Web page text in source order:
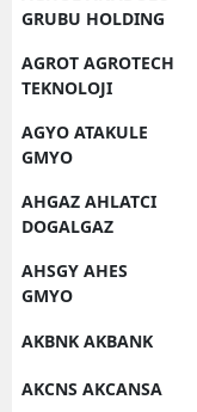
GRUBU HOLDING
AGROT AGROTECH
TEKNOLOJI
AGYO ATAKULE
GMYO
AHGAZ AHLATCI
DOGALGAZ
AHSGY AHES
GMYO
AKBNK AKBANK
AKCNS AKCANSA